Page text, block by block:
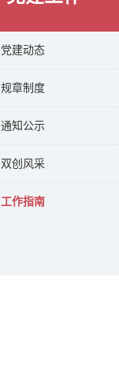
党建动态
规章制度
通知公示
双创风采
工作指南